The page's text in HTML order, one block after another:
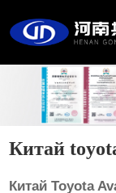
Китай
Китай Toyota